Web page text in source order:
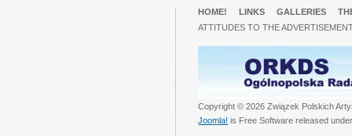
HOME! LINKS GALLERIES
ATTITUDES TO THE
Copyright © 2026 Związek Polskich
Joomla! is Free Software released